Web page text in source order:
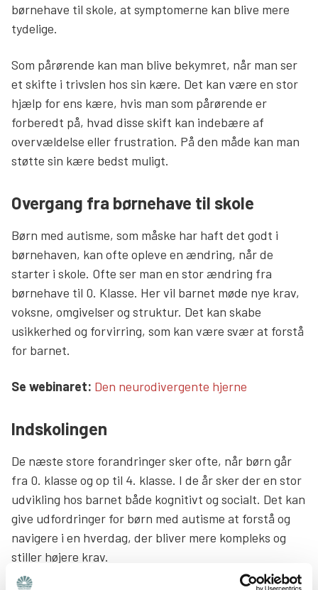
børnehave til skole, at symptomerne kan blive mere
tydelige.
Som pårørende kan man blive bekymret, når man ser
et skifte i trivslen hos sin kære. Det kan være en stor
hjælp for ens kære, hvis man som pårørende er
forberedt på, hvad disse skift kan indebære af
overvældelse eller frustration. På den måde kan man
støtte sin kære bedst muligt.
Overgang fra børnehave til skole
Børn med autisme, som måske har haft det godt i
børnehaven, kan ofte opleve en ændring, når de
starter i skole. Ofte ser man en stor ændring fra
børnehave til 0. Klasse. Her vil barnet møde nye krav,
voksne, omgivelser og struktur. Det kan skabe
usikkerhed og forvirring, som kan være svær at forstå
for barnet.
Læs mere links
Se webinaret: Den neurodivergente hjerne
Indskolingen
De næste store forandringer sker ofte, når børn går
fra 0. klasse og op til 4. klasse. I de år sker der en stor
udvikling hos barnet både kognitivt og socialt. Det kan
give udfordringer for børn med autisme at forstå og
navigere i en hverdag, der bliver mere kompleks og
stiller højere krav.